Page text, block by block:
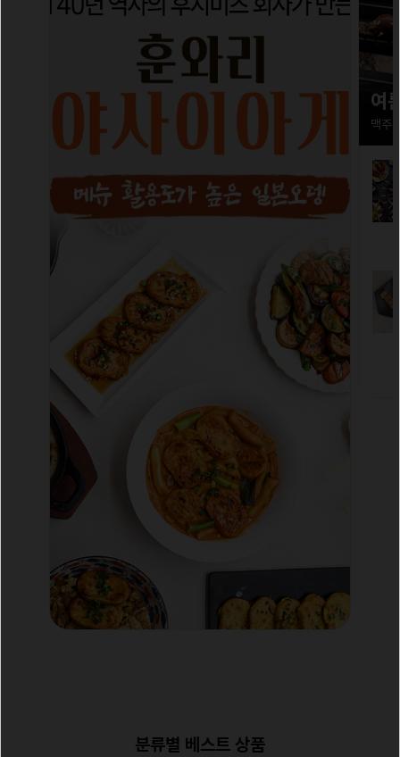
여
맥주
분류별 베스트 상품